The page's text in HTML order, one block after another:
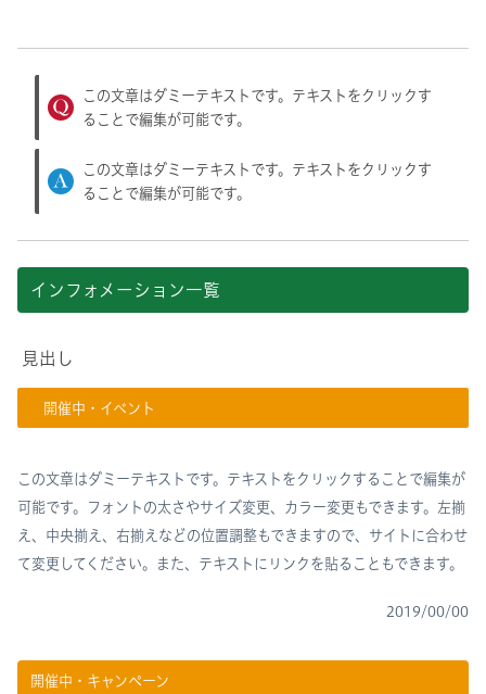
この文章はダミーテキストです。テキストをクリックす
ることで編集が可能です。
この文章はダミーテキストです。テキストをクリックす
ることで編集が可能です。
インフォメーション一覧
見出し
開催中・イベント
この文章はダミーテキストです。テキストをクリックすることで編集が
可能です。フォントの太さやサイズ変更、カラー変更もできます。左揃
え、中央揃え、右揃えなどの位置調整もできますので、サイトに合わせ
て変更してください。また、テキストにリンクを貼ることもできます。
2019/00/00
開催中・キャンペーン